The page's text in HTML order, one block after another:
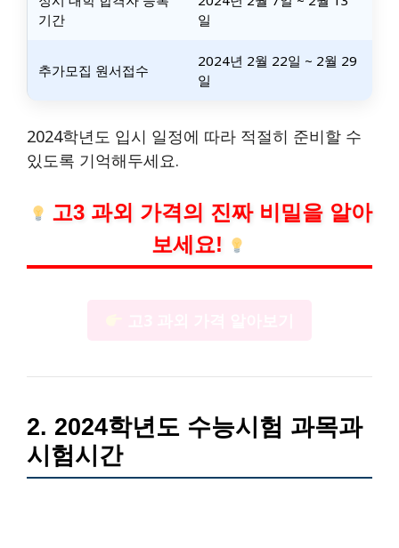
기간
일
추가모집 원서접수
2024년 2월 22일 ~ 2월 29
일
2024학년도 입시 일정에 따라 적절히 준비할 수
있도록 기억해두세요.
고3 과외 가격의 진짜 비밀을 알아
보세요!
2. 2024학년도 수능시험 과목과
시험시간